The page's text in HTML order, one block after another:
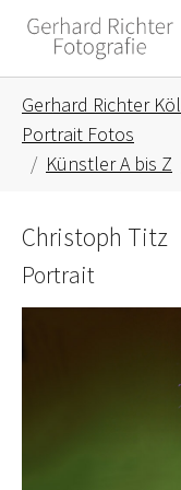
Skip to main content
Skip to page footer
Gerhard Richter
Portrait Fotos
Künstler A bis Z
Christoph Titz
Portrait